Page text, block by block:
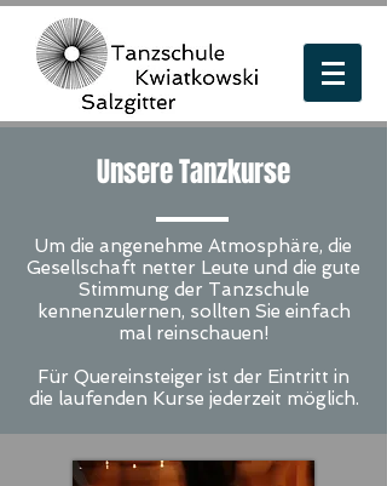
Unsere Tanzkurse
Um die angenehme Atmosphäre, die
Gesellschaft netter Leute und die gute
Stimmung der Tanzschule
kennenzulernen, sollten Sie einfach
mal reinschauen!
Für Quereinsteiger ist der Eintritt in
die laufenden Kurse jederzeit möglich.